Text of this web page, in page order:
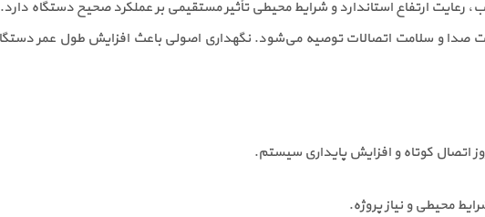
ارتفاع استاندارد و شرایط محیطی تأثیر مستقیمی بر عملکرد صحیح دستگاه دارد.
اتصال کوتاه و افزایش پایداری سیستم.
محیطی و نیاز پروژه.